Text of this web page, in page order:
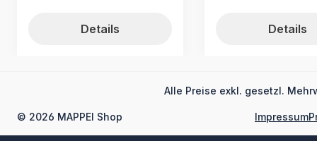
um Ihre Dokumente effizient
Platzersparnis. Dabei sorgen
die Seitenklappen für eine
Details
Partner für die
erstklassige
Platzsparpotential.
Details
Alle Preise exkl. gesetzl.
© 2026 MAPPEI Shop Impressum